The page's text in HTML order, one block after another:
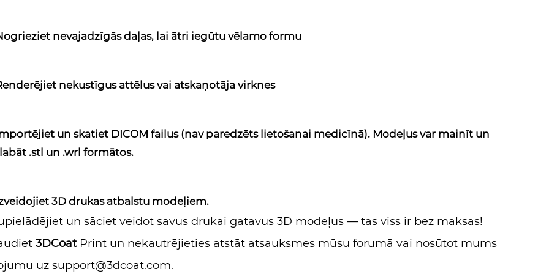
nevajadzīgās daļas, lai ātri iegūtu vēlamo formu
nekustīgus attēlus vai atskaņotāja virknes
un skatiet DICOM failus (nav paredzēts lietošanai medicīnā). Modeļus var mainīt un
.stl un .wrl formātos.
3D drukas atbalstu modeļiem.
un sāciet veidot savus drukai gatavus 3D modeļus — tas viss ir bez maksas!
3DCoatPrint un nekautrējieties atstāt atsauksmes mūsu forumā vai nosūtot mums
uz support@3dcoat.com.